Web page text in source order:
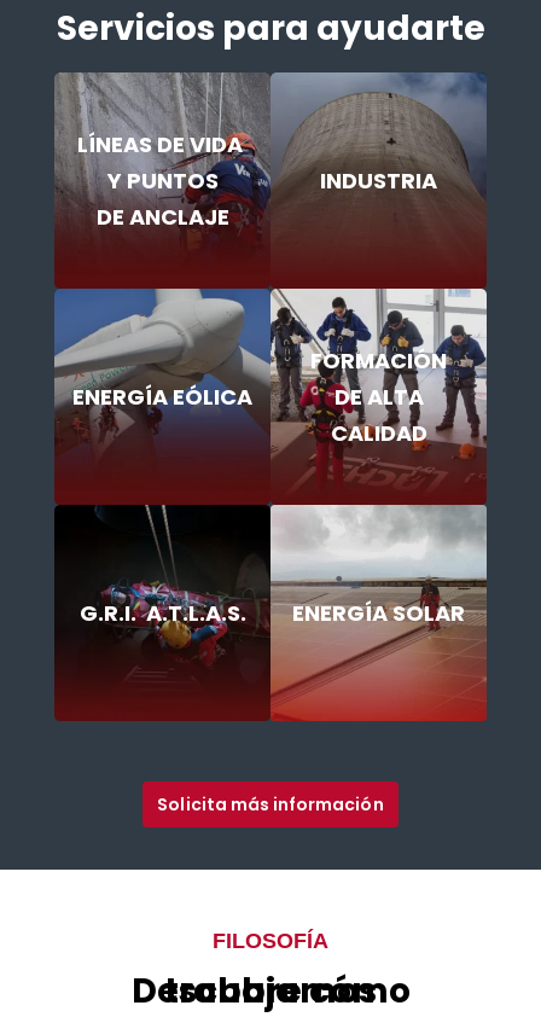
Servicios para ayudarte
LÍNEAS DE VIDA
Y PUNTOS
DE ANCLAJE
INDUSTRIA
ENERGÍA EÓLICA
FORMACIÓN
DE ALTA
CALIDAD
G.R.I. A.T.L.A.S. ENERGÍA SOLAR
Solicita más información
FILOSOFÍA
Descubre cómo trabajamos